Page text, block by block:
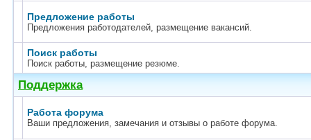
Предложение работы
Предложения работодателей, размещение вакансий.
Поиск работы
Поиск работы, размещение резюме.
Поддержка
Работа форума
Ваши предложения, замечания и отзывы о работе форума.